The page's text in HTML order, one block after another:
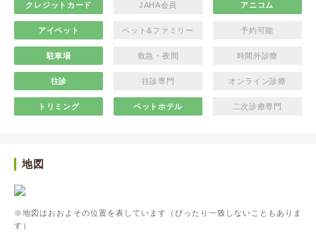
クレジットカード JAHA会員 アニコム
アイペット ペット&ファミリー 予約可能
駐車場 救急・夜間 時間外診療
往診 往診専門 オンライン診療
トリミング ペットホテル 二次診療専門
地図
※地図はおおよその位置を表しています（ぴったり一致しないこともありま
す）